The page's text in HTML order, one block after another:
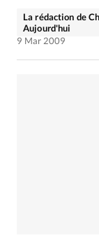
La rédaction de
Aujourd'hui
9 Mar 2009